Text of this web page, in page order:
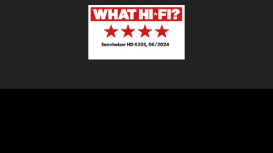
Ressourcen zum Thema Hören